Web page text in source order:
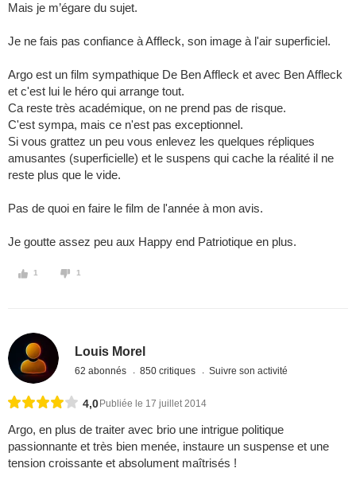
Mais je m’égare du sujet.
Je ne fais pas confiance à Affleck, son image à l'air superficiel.
Argo est un film sympathique De Ben Affleck et avec Ben Affleck
et c'est lui le héro qui arrange tout.
Ca reste très académique, on ne prend pas de risque.
C'est sympa, mais ce n'est pas exceptionnel.
Si vous grattez un peu vous enlevez les quelques répliques
amusantes (superficielle) et le suspens qui cache la réalité il ne
reste plus que le vide.
Pas de quoi en faire le film de l'année à mon avis.
Je goutte assez peu aux Happy end Patriotique en plus.
1 1
Louis Morel
62 abonnés 850 critiques Suivre son activité
4,0 Publiée le 17 juillet 2014
Argo, en plus de traiter avec brio une intrigue politique
passionnante et très bien menée, instaure un suspense et une
tension croissante et absolument maîtrisés !